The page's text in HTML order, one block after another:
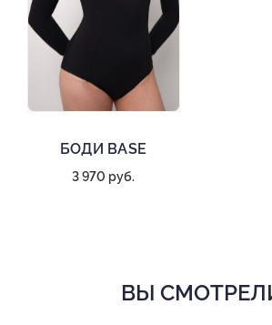
БОДИ BASE
3 970 руб.
ВЫ